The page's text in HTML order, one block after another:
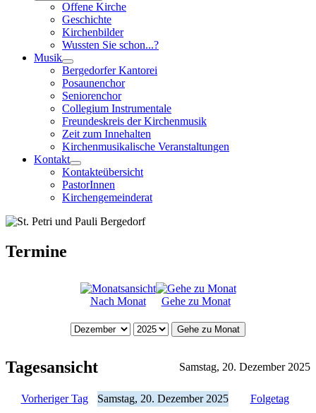
Offene Kirche
Geschichte
Kirchenbilder
Wussten Sie schon...?
Musik
Bergedorfer Kantorei
Posaunenchor
Seniorenchor
Collegium Instrumentale
Freundeskreis der Kirchenmusik
Zeit zum Innehalten
Kirchenmusikalische Veranstaltungen
Kontakt
Kontakteübersicht
PastorInnen
Kirchengemeinderat
Termine
Nach Monat Gehe zu Monat
Gehe zu Monat
Tagesansicht Samstag, 20. Dezember 2025
Vorheriger Tag Samstag, 20. Dezember 2025 Folgetag